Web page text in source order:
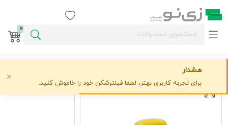
0
تراش›فکتیس›
هشدار
برای تجربه کاربری بهتر، لطفا فیلترشکن خود را خاموش کنید.